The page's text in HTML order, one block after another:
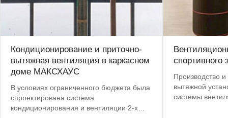
Кондиционирование и приточно-
вытяжная вентиляция в каркасном
доме МАКСХАУС
В условиях ограниченного бюджета была
спроектирована система
кондиционирования и вентиляции 2-х
спортивного
Производство
вытяжной
системы